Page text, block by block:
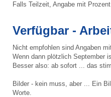
Falls Teilzeit, Angabe mit
Verfügbar -
Nicht empfohlen sind Angaben
Wenn dann plötzlich September
Besser also: ab sofort ... das
Bilder - kein muss, aber ... Ein
Worte.